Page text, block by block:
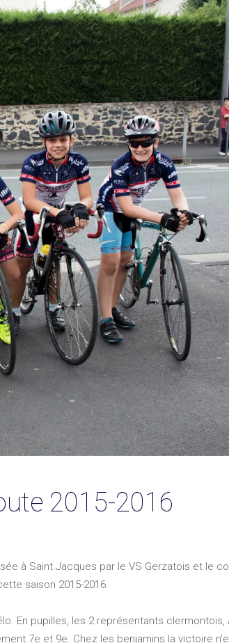
2015-2016
à Saint Jacques par le VS Gerzatois et le
saison 2015-2016.
En pupilles, les 2 représentants clermontois,
7e et 9e. Chez les benjamins la victoire